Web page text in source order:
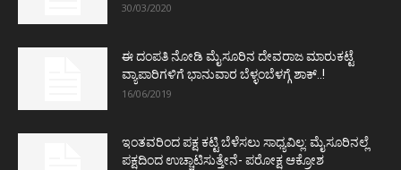
30/03/2020
ಈ ದಂಪತಿ ನೋಡಿ ಮೈಸೂರಿನ ದೇವರಾಜ ಮಾರುಕಟ್ಟೆ
ವ್ಯಾಪಾರಿಗಳಿಗೆ ಭಾನುವಾರ ಬೆಳ್ಳಂಬೆಳಗ್ಗೆ ಶಾಕ್..!
16/06/2019
ಇಂತವರಿಂದ ಪಕ್ಷ ಕಟ್ಟಿ ಬೆಳೆಸಲು ಸಾಧ್ಯವಿಲ್ಲ: ಮೈಸೂರಿನಲ್ಲೆ
ಪಕ್ಷದಿಂದ ಉಚ್ಚಾಟಿಸುತ್ತೇನೆ- ಪರೋಕ್ಷ ಆಕ್ರೋಶ